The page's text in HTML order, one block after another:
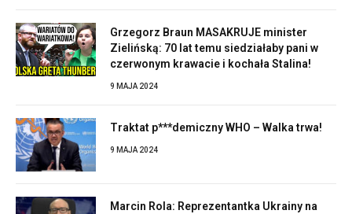
Grzegorz Braun MASAKRUJE minister
Zielińską: 70 lat temu siedziałaby pani w
czerwonym krawacie i kochała Stalina!
9 MAJA 2024
Traktat p***demiczny WHO – Walka trwa!
9 MAJA 2024
Marcin Rola: Reprezentantka Ukrainy na